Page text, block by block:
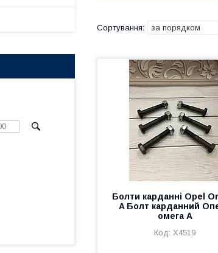
Болти карданні Opel
A Болт карданний
омега А
X4519